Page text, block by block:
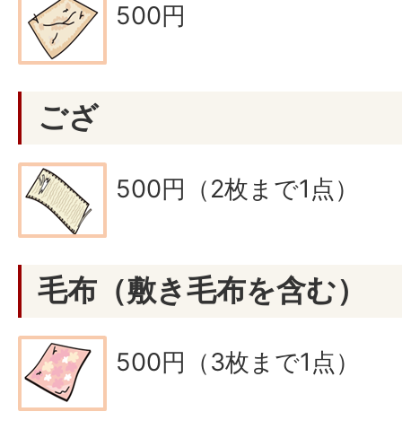
500円
ござ
500円（2枚まで1点）
毛布（敷き毛布を含む）
500円（3枚まで1点）